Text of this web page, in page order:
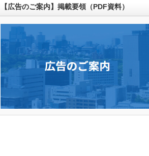
【広告のご案内】掲載要領（PDF資料）